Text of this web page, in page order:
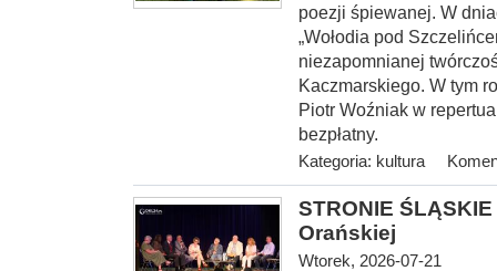
poezji śpiewanej. W
„Wołodia pod
niezapomnianej
Kaczmarskiego. W tym
Piotr Woźniak w
bezpłatny.
Kategoria: kultura
STRONIE
Orańskiej
Wtorek, 2026-07-21